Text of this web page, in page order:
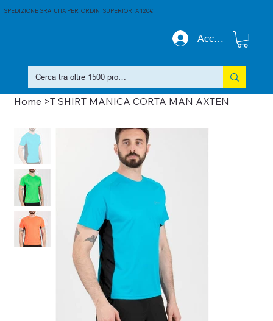
Accedi
SPEDIZIONE GRATUITA PER ORDINI SUPERIORI A 120€
Home >T SHIRT MANICA CORTA MAN AXTEN